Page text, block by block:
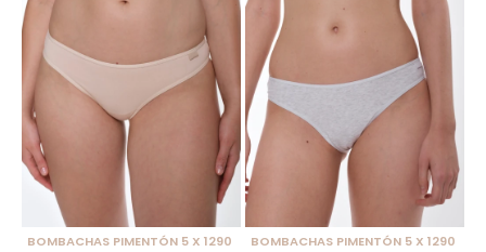
BOMBACHAS PIMENTÓN 5 X 1290
BOMBACHAS PIMENTÓN 5 X 1290